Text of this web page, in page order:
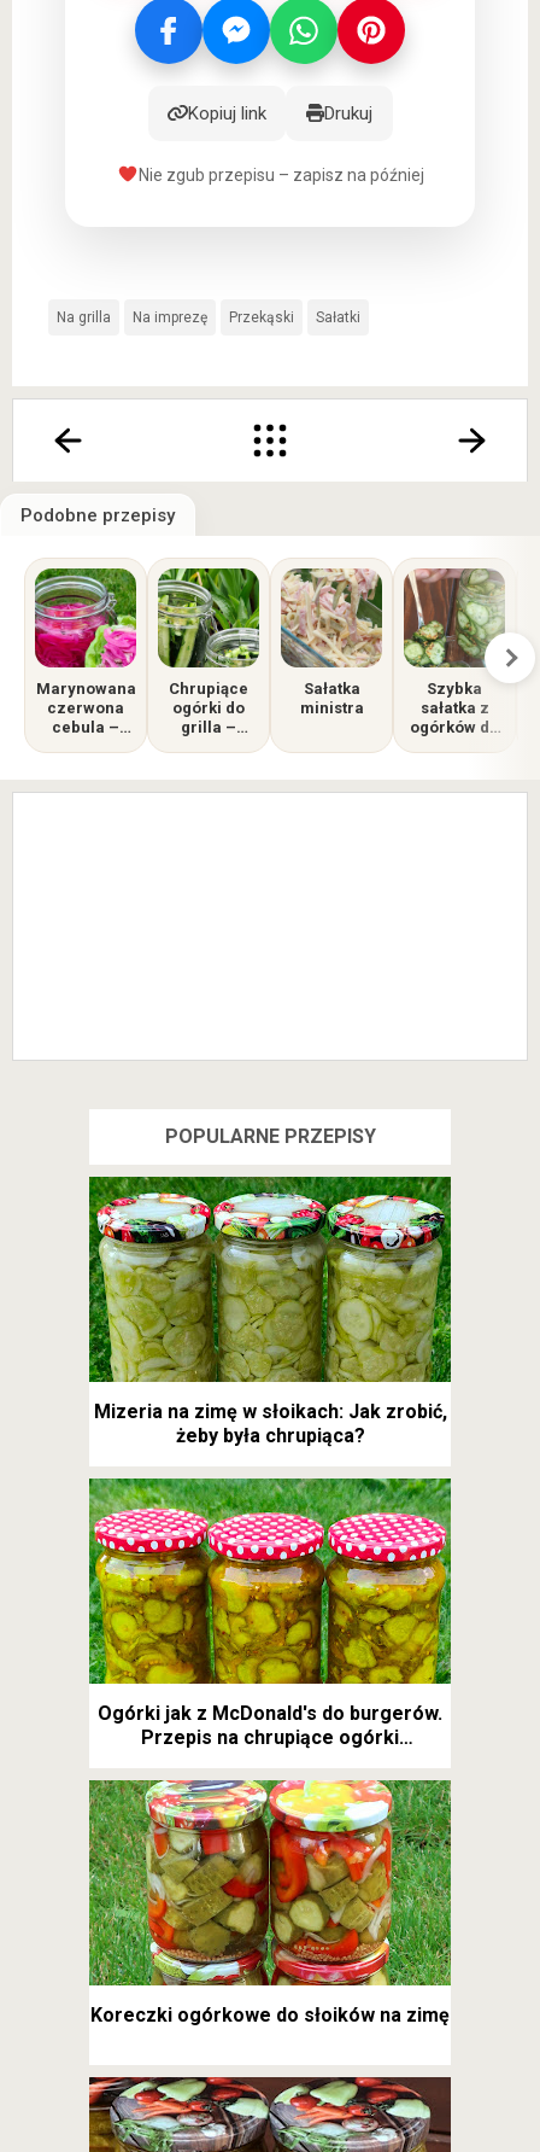
Kopiuj link Drukuj
Nie zgub przepisu – zapisz na później
Na grilla Na imprezę Przekąski Sałatki
Podobne przepisy
Marynowana
czerwona
cebula –
kanapek i
Chrupiące
ogórki do
grilla –
słoiku
Sałatka
ministra
Szybka
sałatka z
ogórków do
POPULARNE PRZEPISY
Mizeria na zimę w słoikach: Jak zrobić,
żeby była chrupiąca?
Ogórki jak z McDonald's do burgerów.
Przepis na chrupiące ogórki
Koreczki ogórkowe do słoików na zimę